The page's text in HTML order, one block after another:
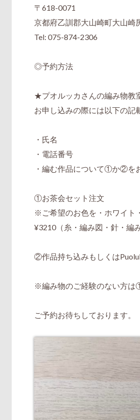
〒618-0071
京都府乙訓郡大山崎町大山崎
Tel: 075-874-2306
◎予約方法
★プオルッカさんの編み物教
お申し込みの際には以下の記
・氏名
・電話番号
・編む作品について①か②を
①お茶会セット注文
※ご希望のお色を・ホワイト
¥3210（糸・編み図・針・編
②作品持ち込みもしくは
※編み物のご経験のない方は
ご予約お待ちしております。